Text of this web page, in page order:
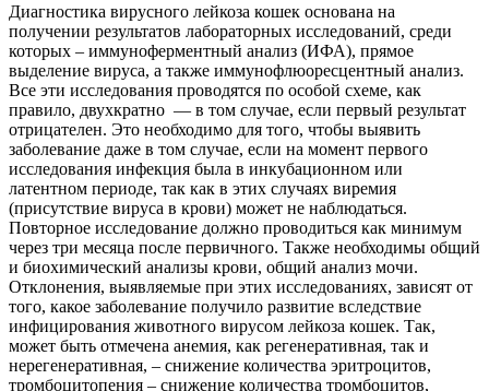
Диагностика вирусного лейкоза кошек основана на
получении результатов лабораторных исследований, среди
которых – иммуноферментный анализ (ИФА), прямое
выделение вируса, а также иммунофлюоресцентный анализ.
Все эти исследования проводятся по особой схеме, как
правило, двухкратно — в том случае, если первый результат
отрицателен. Это необходимо для того, чтобы выявить
заболевание даже в том случае, если на момент первого
исследования инфекция была в инкубационном или
латентном периоде, так как в этих случаях виремия
(присутствие вируса в крови) может не наблюдаться.
Повторное исследование должно проводиться как минимум
через три месяца после первичного. Также необходимы общий
и биохимический анализы крови, общий анализ мочи.
Отклонения, выявляемые при этих исследованиях, зависят от
того, какое заболевание получило развитие вследствие
инфицирования животного вирусом лейкоза кошек. Так,
может быть отмечена анемия, как регенеративная, так и
нерегенеративная, – снижение количества эритроцитов,
тромбоцитопения – снижение количества тромбоцитов,